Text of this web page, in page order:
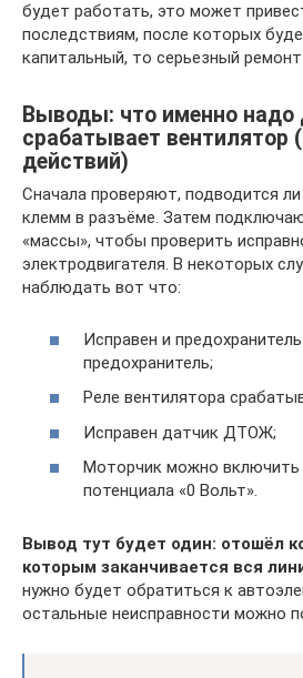
будет работать, это может
последствиям, после которых
капитальный, то серьезный
Выводы: что именно надо
срабатывает вентилятор
действий)
Сначала проверяют, подводится
клемм в разъёме. Затем
«массы», чтобы проверить
электродвигателя. В некоторых
наблюдать вот что:
Исправен и
предохранитель;
Реле вентилятора
Исправен датчик ДТОЖ;
Моторчик можно включить
потенциала «0 Вольт».
Вывод тут будет один: отошёл
которым заканчивается вся
нужно будет обратиться к
остальные неисправности можно